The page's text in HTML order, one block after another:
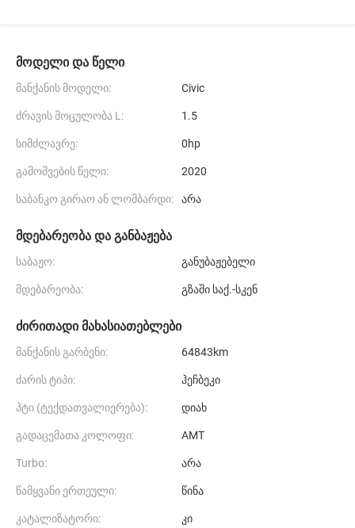
მოდელი და წელი
მანქანის მოდელი: Civic
ძრავის მოცულობა L: 1.5
სიმძლავრე: 0hp
გამოშვების წელი: 2020
საბანკო გირაო ან ლომბარდი: არა
მდებარეობა და განბაჟება
საბაჟო: განუბაჟებელი
მდებარეობა: გზაში საქ.-სკენ
ძირითადი მახასიათებლები
მანქანის გარბენი: 64843km
ძარის ტიპი: ჰეჩბეკი
პტი (ტექდათვალიერება): დიახ
გადაცემათა კოლოფი: AMT
Turbo: არა
წამყვანი ერთეული: წინა
კატალიზატორი: კი